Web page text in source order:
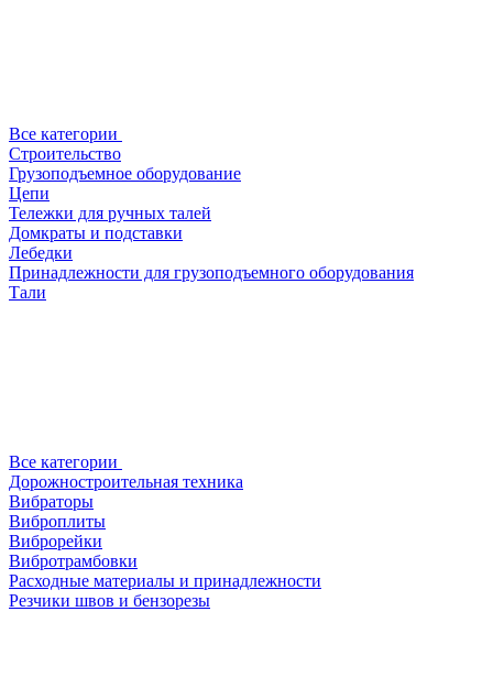
Все категории
Строительство
Грузоподъемное оборудование
Цепи
Тележки для ручных талей
Домкраты и подставки
Лебедки
Принадлежности для грузоподъемного оборудования
Тали
Все категории
Дорожностроительная техника
Вибраторы
Виброплиты
Виброрейки
Вибротрамбовки
Расходные материалы и принадлежности
Резчики швов и бензорезы